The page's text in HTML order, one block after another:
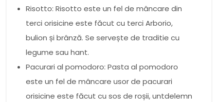
Risotto: Risotto este un fel de mâncare din
terci orisicine este făcut cu terci Arborio,
bulion și brânză. Se servește de traditie cu
legume sau hant.
Pacurari al pomodoro: Pasta al pomodoro
este un fel de mâncare usor de pacurari
orisicine este făcut cu sos de roșii, untdelemn